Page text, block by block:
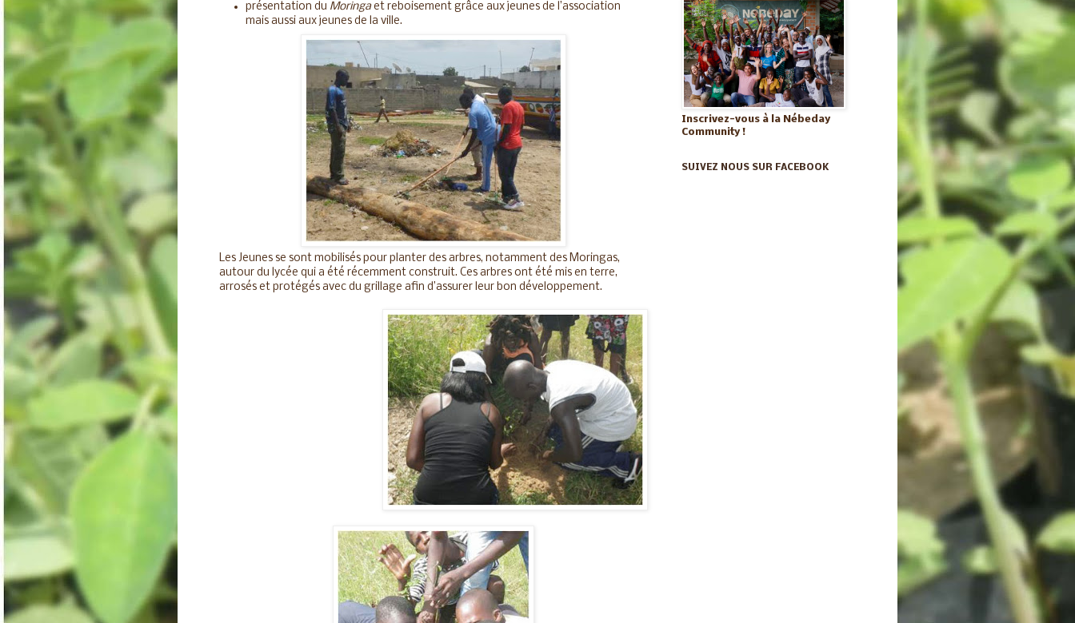
présentation du Moringaet reboisement grâce aux jeunes de l’association
mais aussi aux jeunes de la ville.
Les Jeunes se sont mobilisés pour planter des arbres, notamment des Moringas,
autour du lycée qui a été récemment construit. Ces arbres ont été mis en terre,
arrosés et protégés avec du grillage afin d’assurer leur bon développement.
Inscrivez-vous à la Nébeday
Community !
SUIVEZ NOUS SUR FACEBOOK